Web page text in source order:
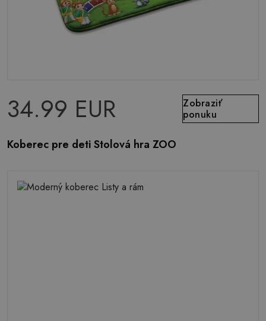
34.99 EUR
Zobraziť
ponuku
Koberec pre deti Stolová hra ZOO